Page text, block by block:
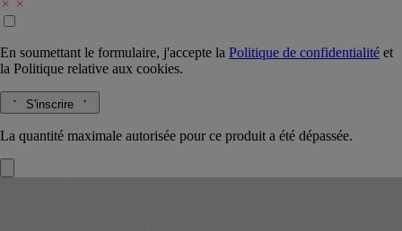
En soumettant le formulaire, j'accepte la Politique de confidentialité et
la Politique relative aux cookies.
S'inscrire
La quantité maximale autorisée pour ce produit a été dépassée.